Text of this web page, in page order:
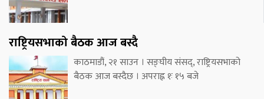
राष्ट्रियसभाको बैठक आज बस्दै
काठमाडौं, २१ साउन । सङ्घीय संसद्, राष्ट्रियसभाको
बैठक आज बस्दैछ । अपराह्न १ः १५ बजे